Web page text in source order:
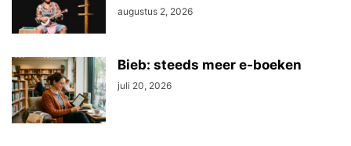
augustus 2, 2026
Bieb: steeds meer e-boeken
juli 20, 2026